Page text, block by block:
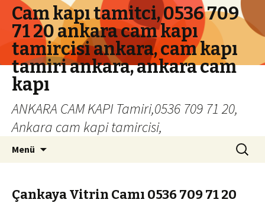
Cam kapı tamitci, 0536 709
71 20 ankara cam kapı
tamircisi ankara, cam kapı
tamiri ankara, ankara cam
kapı
ANKARA CAM KAPI Tamiri,0536 709 71 20,
Ankara cam kapi tamircisi,
Menü Arama:
Çankaya Vitrin Camı 0536 709 71 20